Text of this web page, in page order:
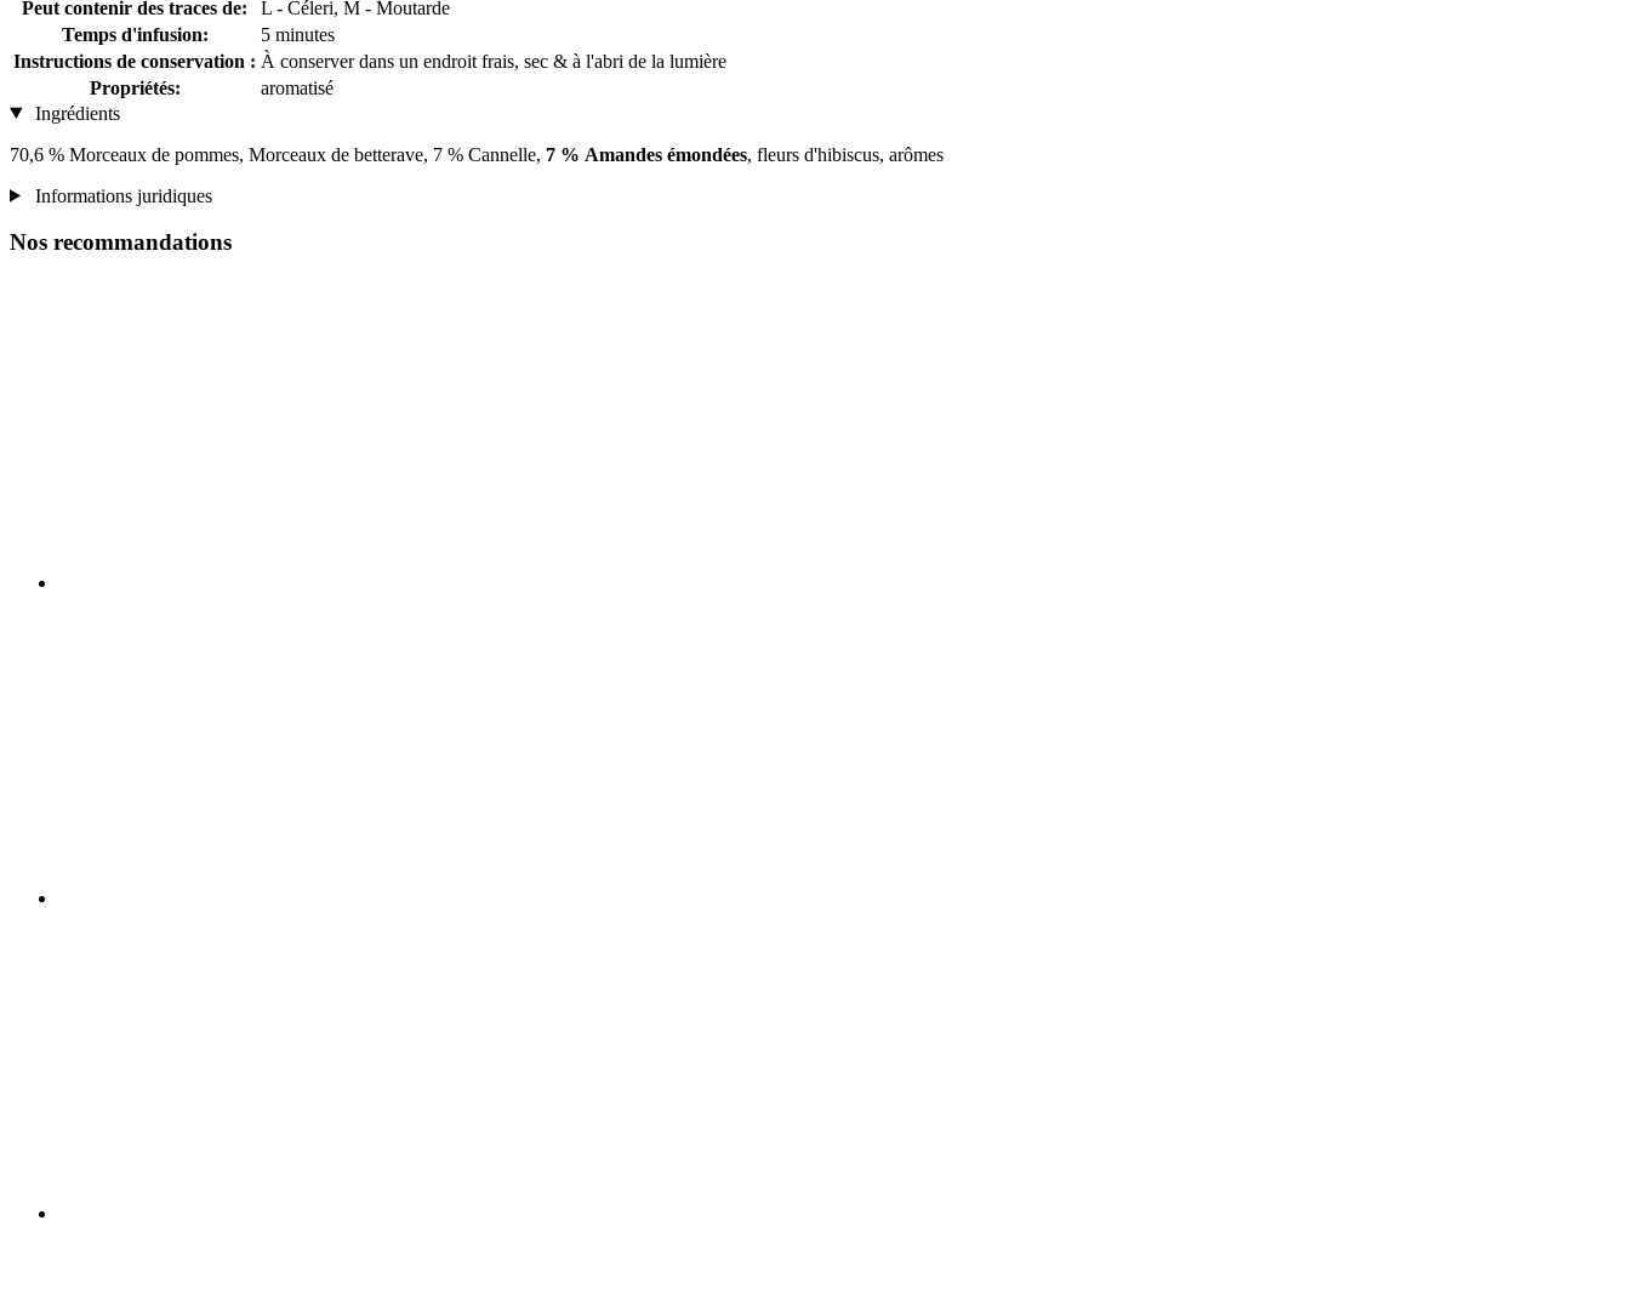
Peut contenir des traces de:
L - Céleri, M - Moutarde
Temps d'infusion:
5 minutes
Instructions de conservation : À conserver dans un endroit frais, sec & à l'abri de la lumière
Propriétés:
aromatisé
Ingrédients
70,6 % Morceaux de pommes, Morceaux de betterave, 7 % Cannelle, 7 % Amandes émondées, fleurs d'hibiscus, arômes
Informations juridiques
Nos recommandations